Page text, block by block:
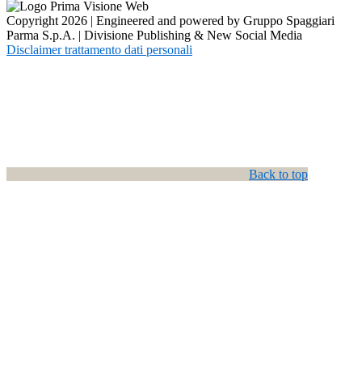
Copyright 2026 | Engineered and powered by Gruppo Spaggiari
Parma S.p.A. | Divisione Publishing & New Social Media
Disclaimer trattamento dati personali
Back to top